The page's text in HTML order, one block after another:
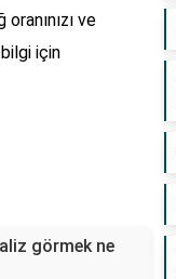
ve
için
görmek ne